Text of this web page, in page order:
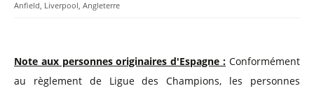
Anfield, Liverpool, Angleterre
Note aux personnes originaires d'Espagne : Conformément
au règlement de Ligue des Champions, les personnes